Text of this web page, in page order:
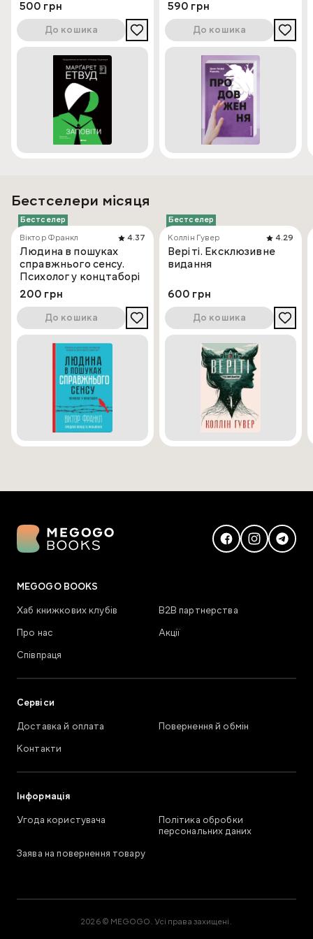
500 грн
До кошика
590 грн
До кошика
Бестселери місяця
Бестселер
Віктор Франкл
4.37
Людина в пошуках
справжнього сенсу.
Психолог у концтаборі
200 грн
До кошика
Бестселер
Коллін Гувер
4.29
Веріті. Ексклюзивне
видання
600 грн
До кошика
MEGOGO BOOKS
Хаб книжкових клубів
В2В партнерства
Про нас
Акції
Співпраця
Сервіси
Доставка й оплата
Повернення й обмін
Контакти
Інформація
Угода користувача
Політика обробки
персональних даних
Заява на повернення товару
2026 © MEGOGO. Усі права захищені.